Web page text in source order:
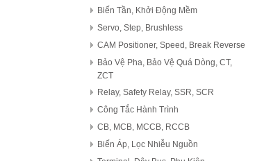
Biến Tần, Khởi Động Mềm
Servo, Step, Brushless
CAM Positioner, Speed, Break Reverse
Bảo Vệ Pha, Bảo Vệ Quá Dòng, CT,
ZCT
Relay, Safety Relay, SSR, SCR
Công Tắc Hành Trình
CB, MCB, MCCB, RCCB
Biến Áp, Lọc Nhiễu Nguồn